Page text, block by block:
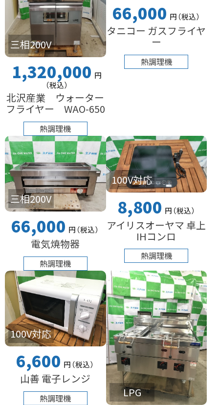
三相200V
1,320,000 円
（税込）
北沢産業 ウォーター
フライヤー WAO-650
熱調理機
66,000 円（税込）
タニコー ガスフライヤ
ー
熱調理機
三相200V
66,000 円（税込）
電気焼物器
熱調理機
100V対応
8,800 円（税込）
アイリスオーヤマ 卓上
IHコンロ
熱調理機
100V対応
6,600 円（税込）
山善 電子レンジ
熱調理機 LPG